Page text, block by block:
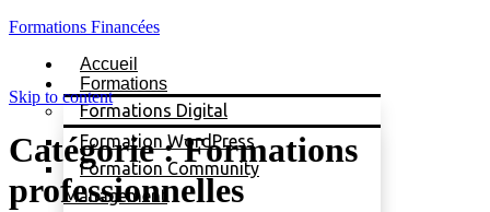
Formations Financées
Accueil
Formations
Formations Digital
Formation WordPress
Formation Community
Management
Skip to content
Catégorie :Formations
professionnelles